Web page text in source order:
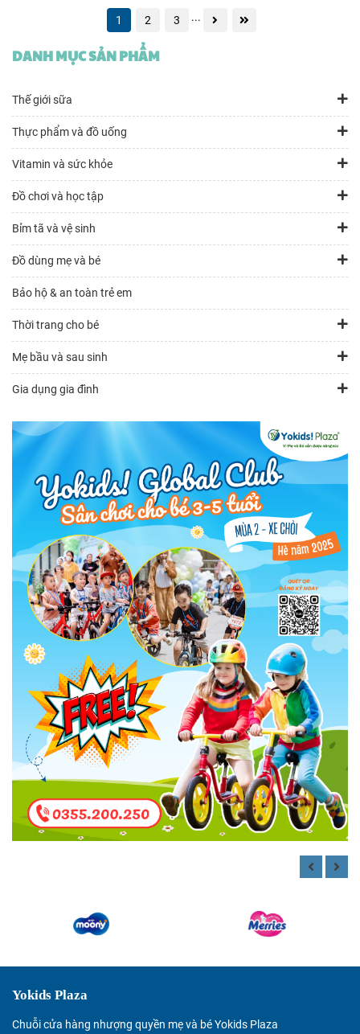
1 2 3 ...
DANH MỤC SẢN PHẨM
Thế giới sữa
Thực phẩm và đồ uống
Vitamin và sức khỏe
Đồ chơi và học tập
Bỉm tã và vệ sinh
Đồ dùng mẹ và bé
Bảo hộ & an toàn trẻ em
Thời trang cho bé
Mẹ bầu và sau sinh
Gia dụng gia đình
Yokids Plaza
Chuỗi cửa hàng nhượng quyền mẹ và bé Yokids Plaza